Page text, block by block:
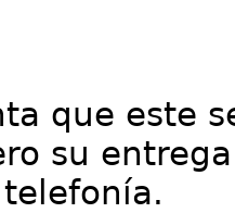
que este
su